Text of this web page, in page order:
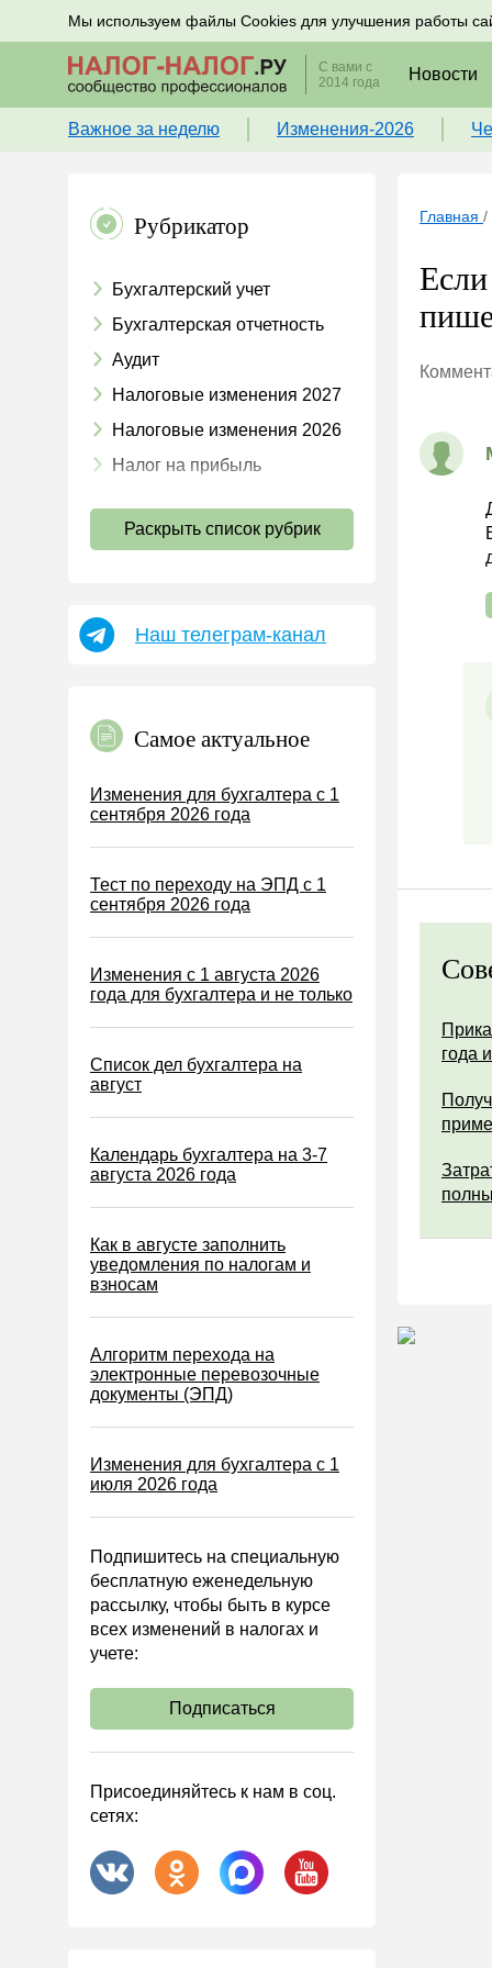
Мы используем файлы Cookies для улучшения работы
Подписывайтесь на новости по налогам, учету и
С вами с
2014 года
Новости
Важное за неделю Изменения-2026
Рубрикатор
Бухгалтерский учет
Бухгалтерская отчетность
Аудит
Налоговые изменения 2027
Налоговые изменения 2026
Налог на прибыль
Страховые взносы 2026
УСН
Земельный налог
Налог на рекламу
Торговый сбор
Туристический налог
Водный налог
Экологический налог
Налог на игорный бизнес
Акцизы
Возврат и зачет налогов
Налоговые проверки
Ответственность
Статистика
Онлайн-кассы ККТ ККМ
Управленческий учет
Анализ хозяйственной
Охрана труда и аттестация
Охрана труда
Налоговое планирование
Финансовый контроль
Договоры
ООО
АО
Госзакупки
Раскрыть список рубрик
Наш телеграм-канал
Самое актуальное
Изменения для бухгалтера с 1
сентября 2026 года
Тест по переходу на ЭПД с 1
сентября 2026 года
Изменения с 1 августа 2026
года для бухгалтера и не только
Список дел бухгалтера на
август
Календарь бухгалтера на 3-7
августа 2026 года
Как в августе заполнить
уведомления по налогам и
взносам
Алгоритм перехода на
электронные перевозочные
документы (ЭПД)
Изменения для бухгалтера с 1
июля 2026 года
Подпишитесь на специальную
бесплатную еженедельную
рассылку, чтобы быть в курсе
всех изменений в налогах и
учете:
Подписаться
Присоединяйтесь к нам в соц.
сетях:
Главная /
Если
года